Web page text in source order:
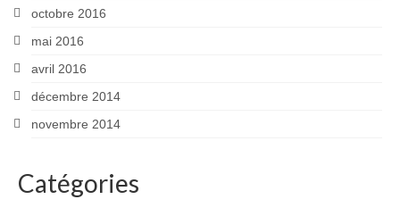
octobre 2016
mai 2016
avril 2016
décembre 2014
novembre 2014
Catégories